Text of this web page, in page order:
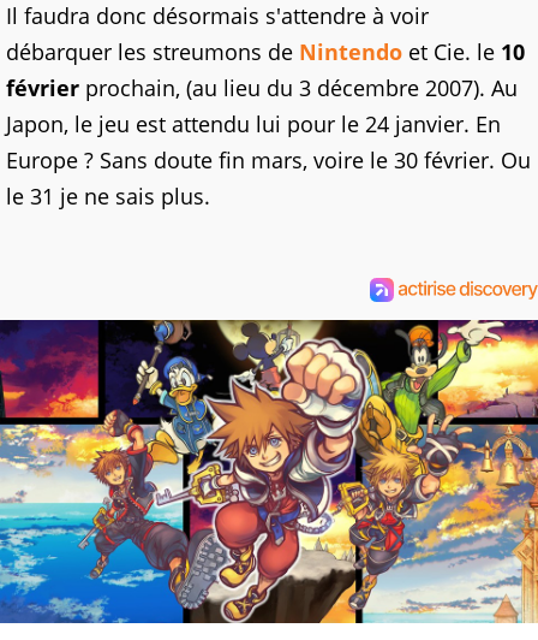
Il faudra donc désormais s'attendre à voir
débarquer les streumons de Nintendo et Cie. le 10
février prochain, (au lieu du 3 décembre 2007). Au
Japon, le jeu est attendu lui pour le 24 janvier. En
Europe ? Sans doute fin mars, voire le 30 février. Ou
le 31 je ne sais plus.